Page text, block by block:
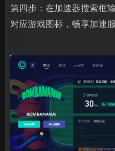
第四步：在加速器搜索框
对应游戏图标，畅享加速服